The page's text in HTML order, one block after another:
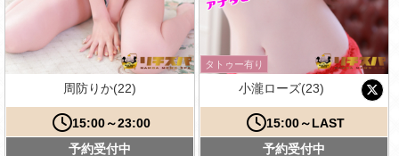
周防りか(22)
15:00～23:00
予約受付中
タトゥー有り
小瀧ローズ(23)
15:00～LAST
予約受付中